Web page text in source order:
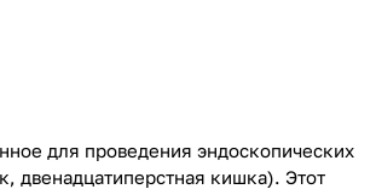
для проведения эндоскопических
двенадцатиперстная кишка). Этот